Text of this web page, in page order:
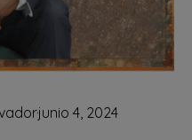
junio 4, 2024